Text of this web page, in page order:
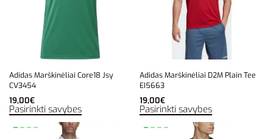
Adidas Marškinėliai Core18 Jsy
CV3454
19,00€
Pasirinkti savybes
Adidas Marškinėliai D2M Plain Tee
EI5663
19,00€
Pasirinkti savybes